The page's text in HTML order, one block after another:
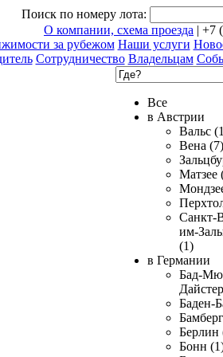
Поиск по номеру лота:
О компании, схема проезда | +7
за рубежом Наши услуги
Сотрудничество Владельцам
Все
в Австрии
Вальс
Вена (7)
Матзее
Санкт-
им-
(1)
в Германии
Бад-
Баден-
Берлин
Бонн